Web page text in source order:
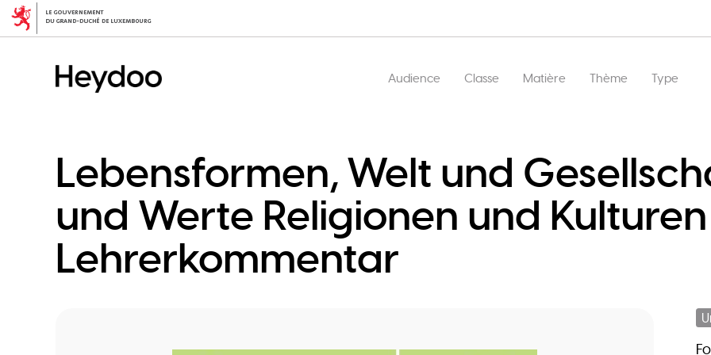
principal
Main
Audience Classe Matière Thème Type
Lebensformen, Welt und
und Werte Religionen und
Lehrerkommentar